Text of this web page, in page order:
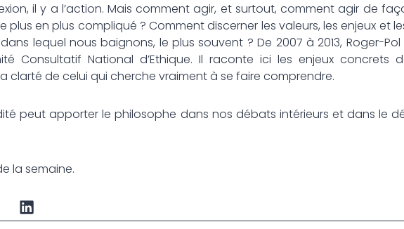
il y a l’action. Mais comment agir, et surtout, comment agir de
plus en plus compliqué ? Comment discerner les valeurs, les enjeux et
lequel nous baignons, le plus souvent ? De 2007 à 2013, Roger-
Consultatif National d’Ethique. Il raconte ici les enjeux concrets
clarté de celui qui cherche vraiment à se faire comprendre.
peut apporter le philosophe dans nos débats intérieurs et dans le
la semaine.